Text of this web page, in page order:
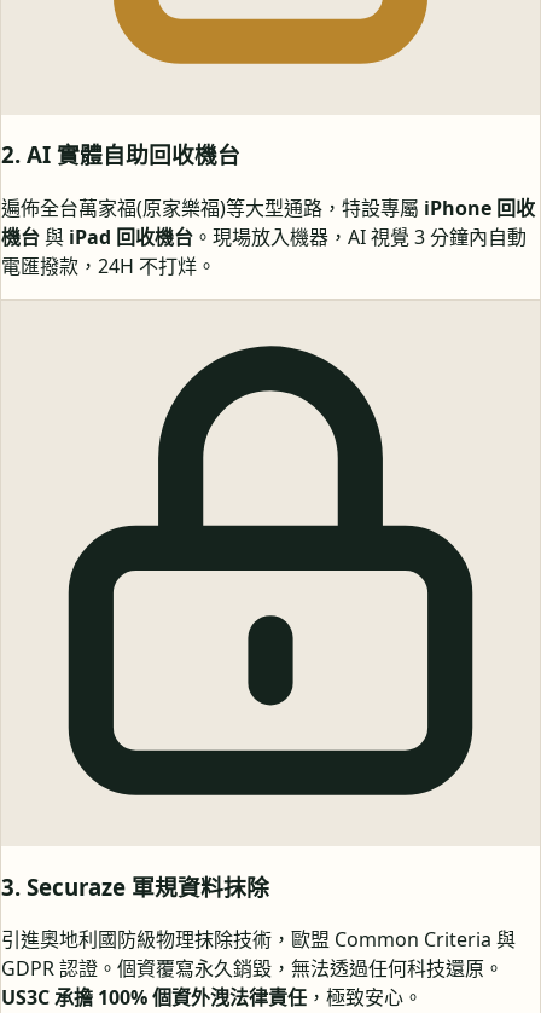
2. AI 實體自助回收機台
遍佈全台萬家福(原家樂福)等大型通路，特設專屬 iPhone 回收
機台與 iPad 回收機台 。現場放入機器，AI 視覺 3 分鐘內自動
電匯撥款，24H 不打烊。
3. Securaze 軍規資料抹除
引進奧地利國防級物理抹除技術，歐盟 Common Criteria 與
GDPR 認證。個資覆寫永久銷毀，無法透過任何科技還原。
US3C 承擔 100% 個資外洩法律責任 ，極致安心。